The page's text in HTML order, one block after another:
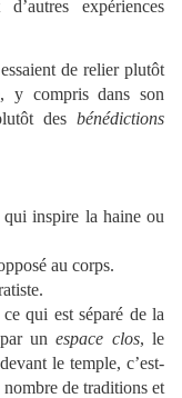
expériences
de relier plutôt
y compris dans son
des bénédictions
inspire la haine ou
au corps.
qui est séparé de la
par unespace clos, le
le temple, c’est-
de traditions et